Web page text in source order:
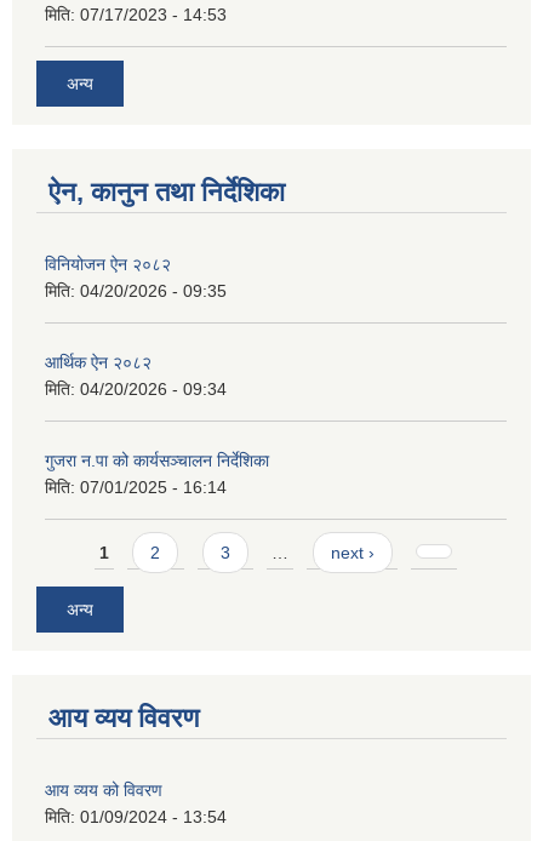
मिति: 07/17/2023 - 14:53
अन्य
ऐन, कानुन तथा निर्देशिका
विनियोजन ऐन २०८२
मिति: 04/20/2026 - 09:35
आर्थिक ऐन २०८२
मिति: 04/20/2026 - 09:34
गुजरा न.पा को कार्यसञ्चालन निर्देशिका
मिति: 07/01/2025 - 16:14
Pages
1 2 3 … next ›
अन्य
आय व्यय विवरण
आय व्यय को विवरण
मिति: 01/09/2024 - 13:54